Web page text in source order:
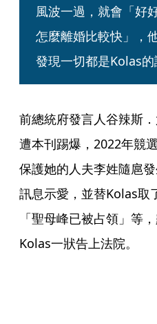
風波一過，就會「好
怎麼離婚比較快」，
發現一切都是Kolas的
前總統府發言人谷辣斯
遭本刊踢爆，2022年競
保護她的人夫李姓隨扈
訊息示愛，並替Kolas取
「聖母峰已被占領」等
Kolas一狀告上法院。